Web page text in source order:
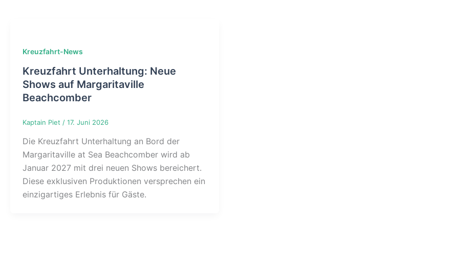
Kreuzfahrt-News
Kreuzfahrt Unterhaltung: Neue
Shows auf Margaritaville
Beachcomber
Kaptain Piet / 17. Juni 2026
Die Kreuzfahrt Unterhaltung an Bord der
Margaritaville at Sea Beachcomber wird ab
Januar 2027 mit drei neuen Shows bereichert.
Diese exklusiven Produktionen versprechen ein
einzigartiges Erlebnis für Gäste.